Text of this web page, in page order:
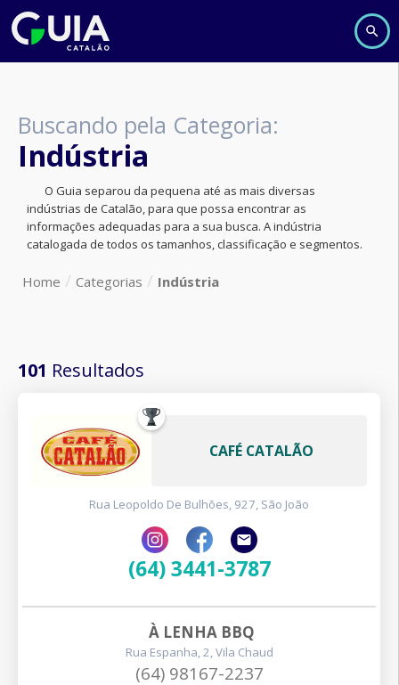
Buscando pela Categoria:
Indústria
O Guia separou da pequena até as mais diversas
indústrias de Catalão, para que possa encontrar as
informações adequadas para a sua busca. A indústria
catalogada de todos os tamanhos, classificação e segmentos.
Home Categorias Indústria
101 Resultados
CAFÉ CATALÃO
Rua Leopoldo De Bulhões, 927, São João
(64) 3441-3787
À LENHA BBQ
Rua Espanha, 2, Vila Chaud
(64) 98167-2237